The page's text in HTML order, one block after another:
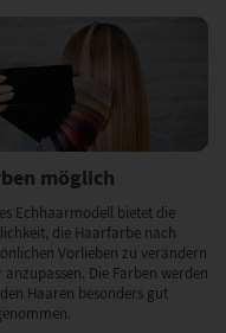
möglich
Echhaarmodell bietet die
die Haarfarbe nach
Vorlieben zu verändern
anzupassen. Die Farben werden
Haaren besonders gut